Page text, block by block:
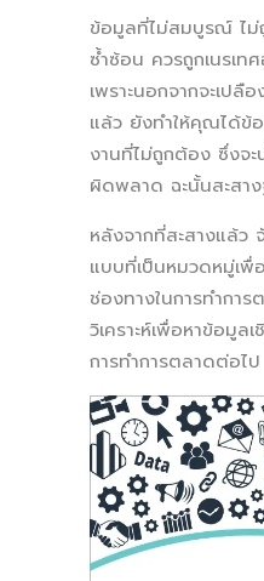
ข้อมูลที่ไม่สมบูรณ์ ไม่
ซ้ำซ้อน ควรถูกเนรเท
เพราะนอกจากจะเปลื
แล้ว ยังทำให้คุณได้ข้
งานที่ไม่ถูกต้อง ซึ่งจ
ผิดพลาด ฉะนั้นสะสา
หลังจากที่สะสางแล้ว
แบบที่เป็นหมวดหมู่เพื่
ช่องทางในการทำกา
วิเคราะห์เพื่อหาข้อมูล
การทำการตลาดต่อไป